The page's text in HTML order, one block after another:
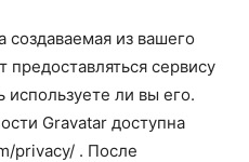
создаваемая из вашего
сервису
используете ли вы его.
Gravatar доступна
privacy/ . После